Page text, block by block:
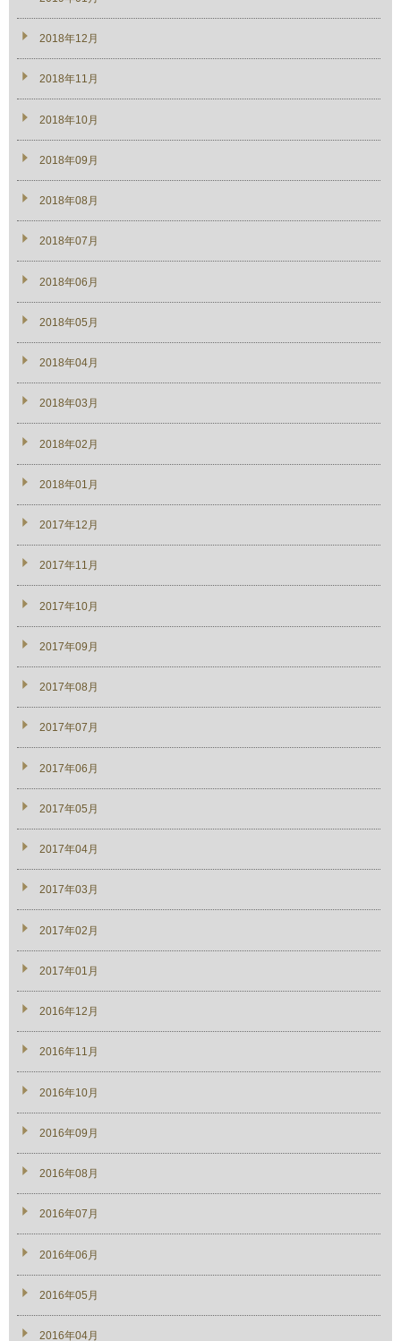
2018年12月
2018年11月
2018年10月
2018年09月
2018年08月
2018年07月
2018年06月
2018年05月
2018年04月
2018年03月
2018年02月
2018年01月
2017年12月
2017年11月
2017年10月
2017年09月
2017年08月
2017年07月
2017年06月
2017年05月
2017年04月
2017年03月
2017年02月
2017年01月
2016年12月
2016年11月
2016年10月
2016年09月
2016年08月
2016年07月
2016年06月
2016年05月
2016年04月